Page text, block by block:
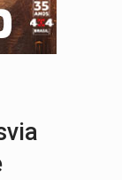
de rã em florestas
Veja como consultar o